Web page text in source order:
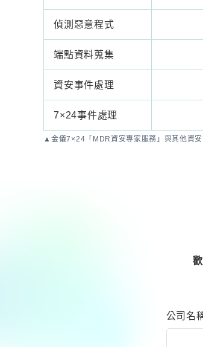
偵測惡意程式
端點資料蒐集
資安事件處理
7×24事件處理
▲金儀7×24「MDR資安專家服務」與其他資
公司名